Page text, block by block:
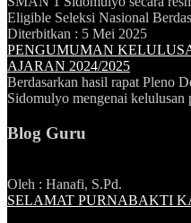
Eligible Seleksi Nasional
Diterbitkan : 5 Mei 2025
PENGUMUMAN
AJARAN 2024/2025
Berdasarkan hasil rapat Pleno
Sidomulyo mengenai kelulusan
Blog Guru
Oleh : Hanafi, S.Pd.
SELAMAT PURNABAKTI